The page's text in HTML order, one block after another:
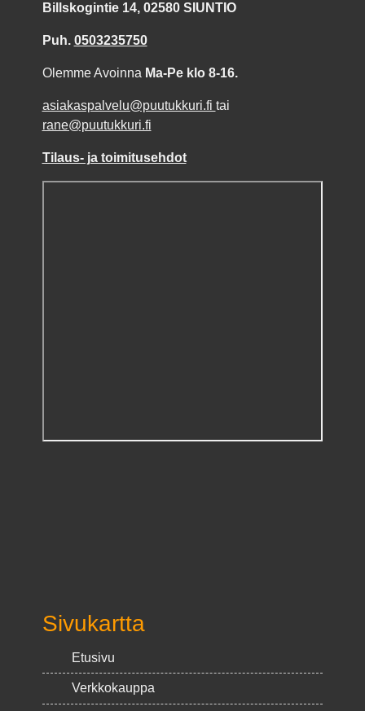
Billskogintie 14, 02580 SIUNTIO
Puh. 0503235750
Olemme Avoinna Ma-Pe klo 8-16.
asiakaspalvelu@puutukkuri.fi tai
rane@puutukkuri.fi
Tilaus- ja toimitusehdot
Sivukartta
Etusivu
Verkkokauppa